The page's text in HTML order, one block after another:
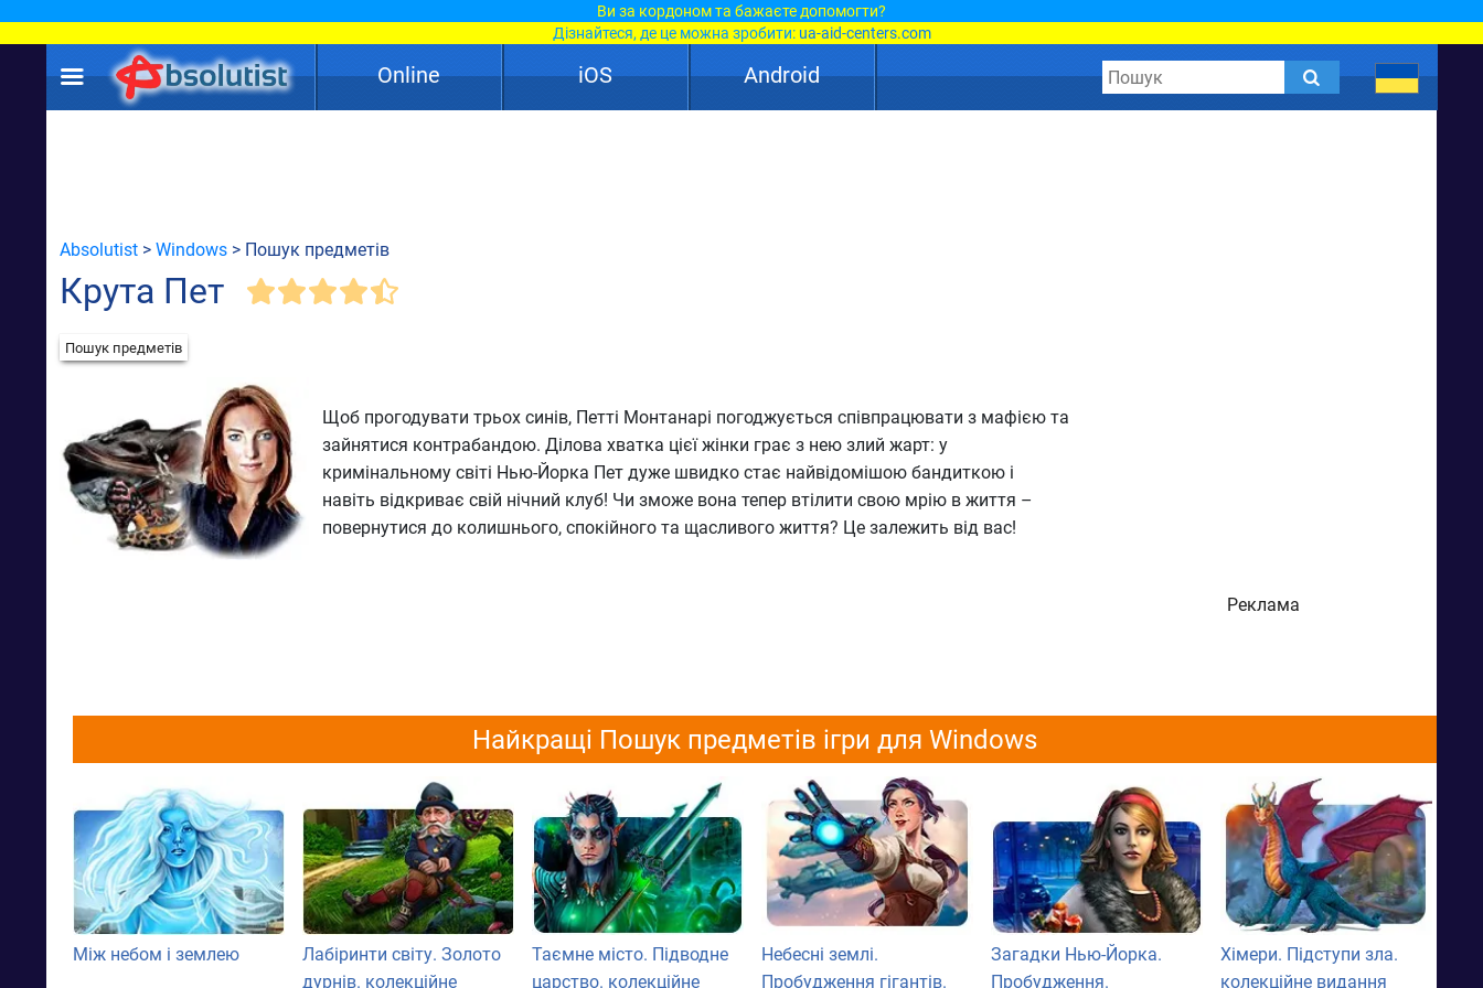
Ви за кордоном та бажаєте допомогти?
Дізнайтеся, де це можна зробити: ua-aid-centers.com
Online iOS Android
Absolutist > Windows > Пошук предметів
Крута Пет
Пошук предметів
Щоб прогодувати трьох синів, Петті Монтанарі погоджується співпрацювати з мафією та
зайнятися контрабандою. Ділова хватка цієї жінки грає з нею злий жарт: у
кримінальному світі Нью-Йорка Пет дуже швидко стає найвідомішою бандиткою і
навіть відкриває свій нічний клуб! Чи зможе вона тепер втілити свою мрію в життя –
повернутися до колишнього, спокійного та щасливого життя? Це залежить від вас!
Реклама
Найкращі Пошук предметів ігри для Windows
Між небом і землею
Лабіринти світу. Золото
дурнів. колекційне
Таємне місто. Підводне
царство. колекційне
Небесні землі.
Пробудження гігантів.
Загадки Нью-Йорка.
Пробудження.
Хімери. Підступи зла.
колекційне видання